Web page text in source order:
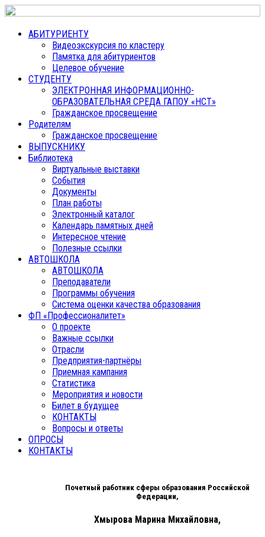
АБИТУРИЕНТУ
Видеоэкскурсия по кластеру
Памятка для абитуриентов
Целевое обучение
СТУДЕНТУ
ЭЛЕКТРОННАЯ ИНФОРМАЦИОННО-
ОБРАЗОВАТЕЛЬНАЯ СРЕДА ГАПОУ «НСТ»
Гражданское просвещение
Родителям
Гражданское просвещение
ВЫПУСКНИКУ
Библиотека
Виртуальные выставки
События
Документы
План работы
Электронный каталог
Календарь памятных дней
Интересное чтение
Полезные ссылки
АВТОШКОЛА
АВТОШКОЛА
Преподаватели
Программы обучения
Система оценки качества образования
ФП «Профессионалитет»
О проекте
Важные ссылки
Отрасли
Предприятия-партнёры
Приемная кампания
Статистика
Мероприятия и новости
Билет в будущее
КОНТАКТЫ
Вопросы и ответы
ОПРОСЫ
КОНТАКТЫ
Почетный работник сферы образования Российской
Федерации,
Хмырова Марина Михайловна,